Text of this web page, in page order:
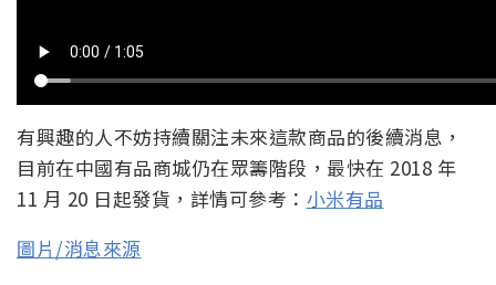
有興趣的人不妨持續關注未來這款商品的後續消息，
目前在中國有品商城仍在眾籌階段，最快在 2018 年
11 月 20 日起發貨，詳情可參考： 小米有品
圖片/消息來源